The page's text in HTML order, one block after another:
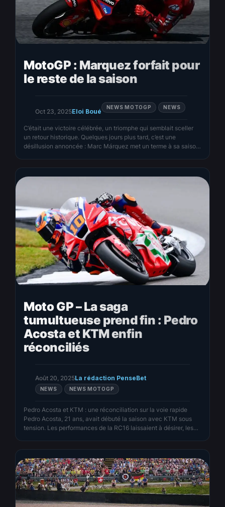
MotoGP : Marquez forfait pour
le reste de la saison
Oct 23, 2025Eloi Boué
NEWS MOTOGP NEWS
C’était une victoire célébrée, un triomphe qui semblait sceller
un retour historique. Quelques jours plus tard, c’est une
désillusion annoncée : Marc Márquez met un terme à sa saison
Moto GP – La saga
tumultueuse prend fin : Pedro
Acosta et KTM enfin
réconciliés
Août 20, 2025La rédaction PenseBet
NEWS NEWS MOTOGP
Pedro Acosta et KTM : une réconciliation sur la voie rapide
Pedro Acosta, 21 ans, avait débuté la saison avec KTM sous
tension. Les performances de la RC16 laissaient à désirer, les